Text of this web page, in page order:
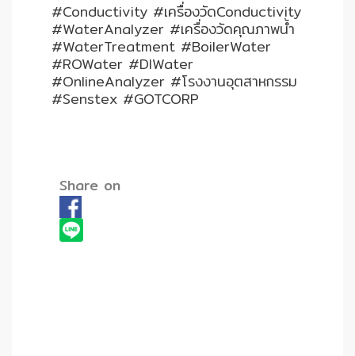
#Conductivity #เครื่องวัดConductivity
#WaterAnalyzer #เครื่องวัดคุณภาพน้ำ
#WaterTreatment #BoilerWater
#ROWater #DIWater
#OnlineAnalyzer #โรงงานอุตสาหกรรม
#Senstex #GOTCORP
Share on